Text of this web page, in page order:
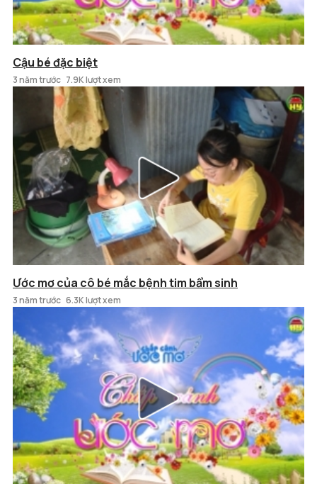
Cậu bé đặc biệt
3 năm trước 7.9K lượt xem
Ước mơ của cô bé mắc bệnh tim bẩm sinh
3 năm trước 6.3K lượt xem